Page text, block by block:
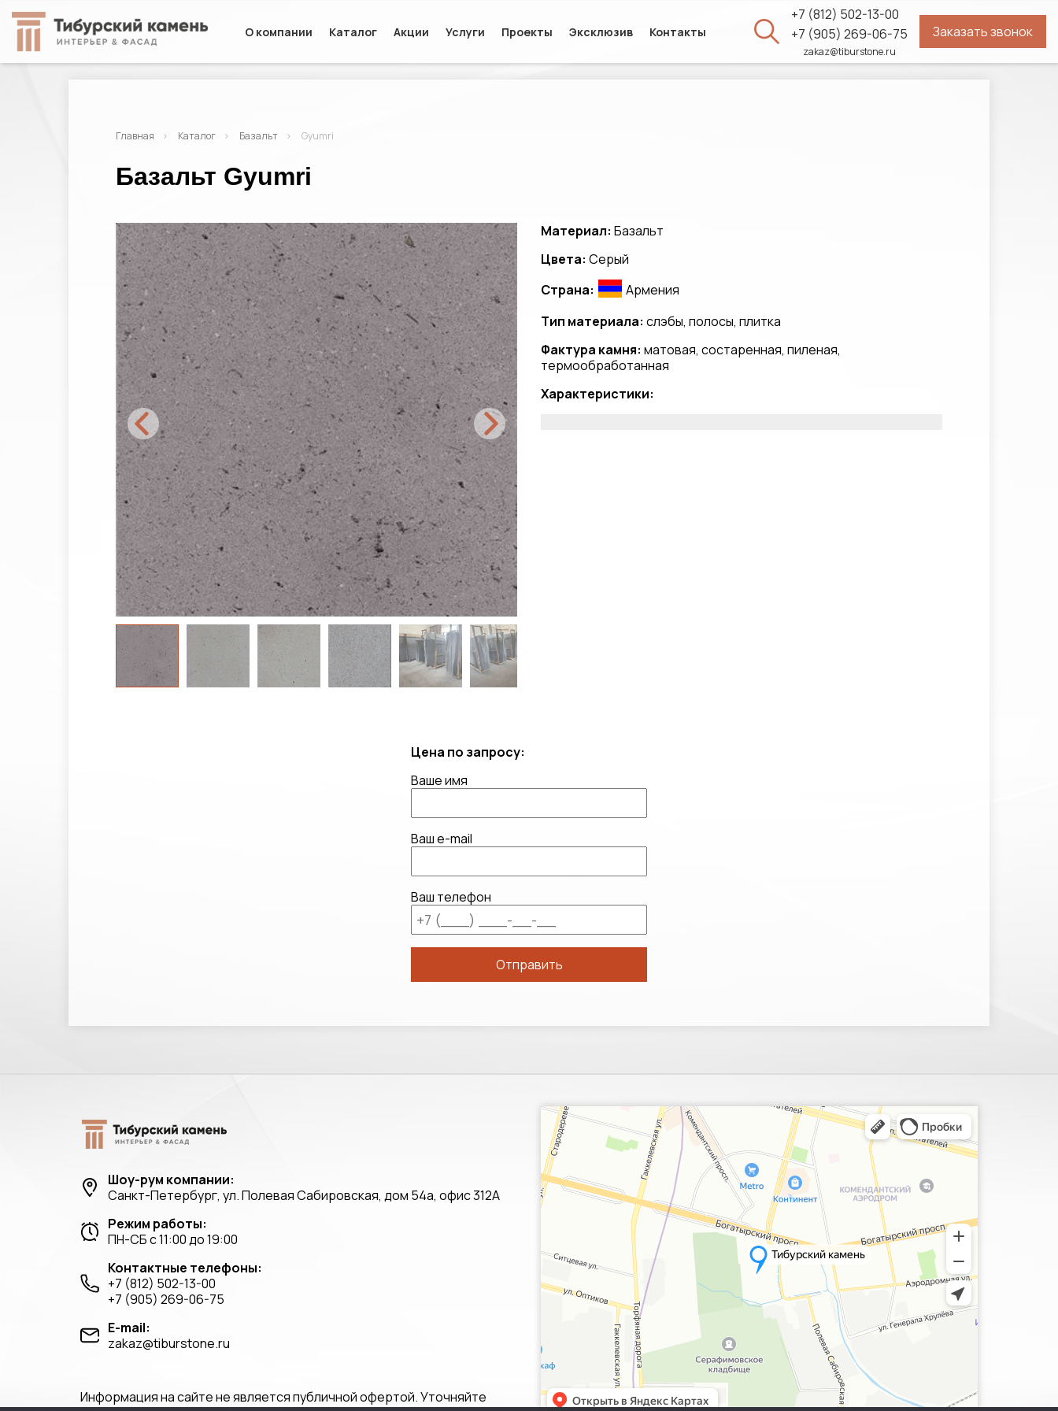
О компании Каталог Акции Услуги Проекты Эксклюзив Контакты
+7 (812) 502-13-00
+7 (905) 269-06-75
zakaz@tiburstone.ru
Заказать звонок
Главная Каталог Базальт Gyumri
Базальт Gyumri
Материал: Базальт
Цвета: Серый
Страна:
Армения
Тип материала: слэбы, полосы, плитка
Фактура камня: матовая, состаренная, пиленая,
термообработанная
Характеристики:
Цена по запросу:
Ваше имя
Ваш e-mail
Ваш телефон
Шоу-рум компании:
Санкт-Петербург, ул. Полевая Сабировская, дом 54а, офис 312А
Режим работы:
ПН-СБ с 11:00 до 19:00
Контактные телефоны:
+7 (812) 502-13-00
+7 (905) 269-06-75
E-mail:
zakaz@tiburstone.ru
Информация на сайте не является публичной офертой. Уточняйте
Санкт‑Петербург
Яндекс.Карты — транспорт, навигация, поиск мест